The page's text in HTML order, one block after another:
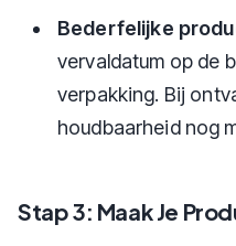
Bederfelijke
vervaldatum op de
verpakking. Bij
houdbaarheid nog
Stap 3: Maak Je